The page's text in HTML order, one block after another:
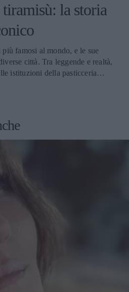
la storia
famosi al mondo, e le sue
città. Tra leggende e realtà,
istituzioni della pasticceria